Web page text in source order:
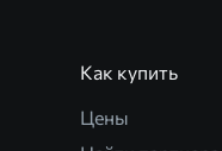
Как купить
Цены